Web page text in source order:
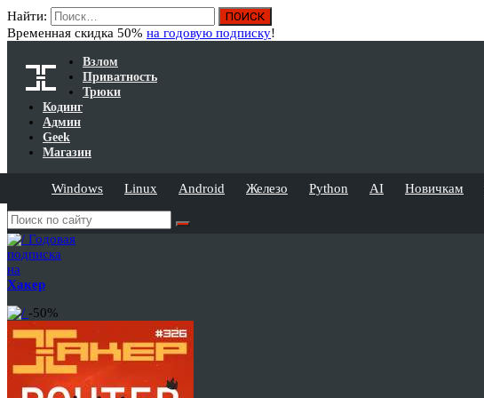
Найти:
Временная скидка 50% на годовую подписку!
Взлом
Приватность
Трюки
Кодинг
Админ
Geek
Магазин
Windows Linux Android Железо Python AI Новичкам
Годовая
подписка
на
Хакер
-50%